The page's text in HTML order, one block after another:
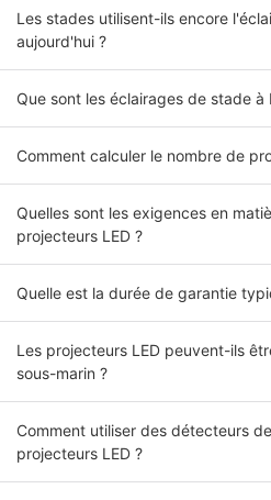
Les stades utilisent-ils encore
aujourd'hui ?
Que sont les éclairages de stade à
Comment calculer le nombre de
Quelles sont les exigences en
projecteurs LED ?
Quelle est la durée de garantie
Les projecteurs LED peuvent-ils
sous-marin ?
Comment utiliser des détecteurs
projecteurs LED ?